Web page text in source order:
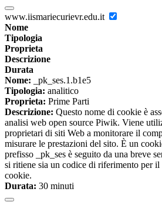
www.iismariecurievr.edu.it
Nome
Tipologia
Proprieta
Descrizione
Durata
Nome: _pk_ses.1.b1e5
Tipologia: analitico
Proprieta: Prime Parti
Descrizione: Questo nome di cookie è
analisi web open source Piwik. Viene
proprietari di siti Web a monitorare il
misurare le prestazioni del sito. È un
prefisso _pk_ses è seguito da una breve
si ritiene sia un codice di riferimento per
cookie.
Durata: 30 minuti